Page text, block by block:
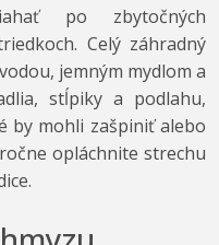
po zbytočných
Celý záhradný
jemným mydlom a
stĺpiky a podlahu,
by mohli zašpiniť alebo
opláchnite strechu